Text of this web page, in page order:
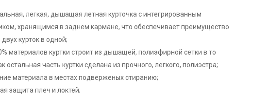
легкая, дышащая летная курточка с интегрированным
хранящимся в заднем кармане, что обеспечивает преимущество
курток в одной;
материалов куртки строит из дышащей, полиэфирной сетки в то
остальная часть куртки сделана из прочного, легкого, полиэстра;
материала в местах подверженых стиранию;
защита плеч и локтей;